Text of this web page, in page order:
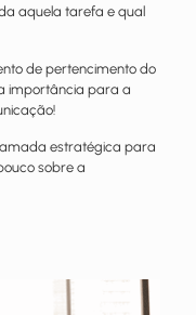
aquela tarefa e qual
de pertencimento do
importância para a
estratégica para
sobre a